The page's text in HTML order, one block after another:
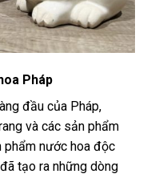
Pháp
đầu của Pháp,
và các sản phẩm
phẩm nước hoa độc
tạo ra những dòng